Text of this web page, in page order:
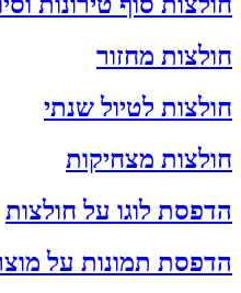
חולצות מחזור
חולצות לטיול שנתי
חולצות מצחיקות
הדפסת לוגו על חולצות
הדפסת תמונות על